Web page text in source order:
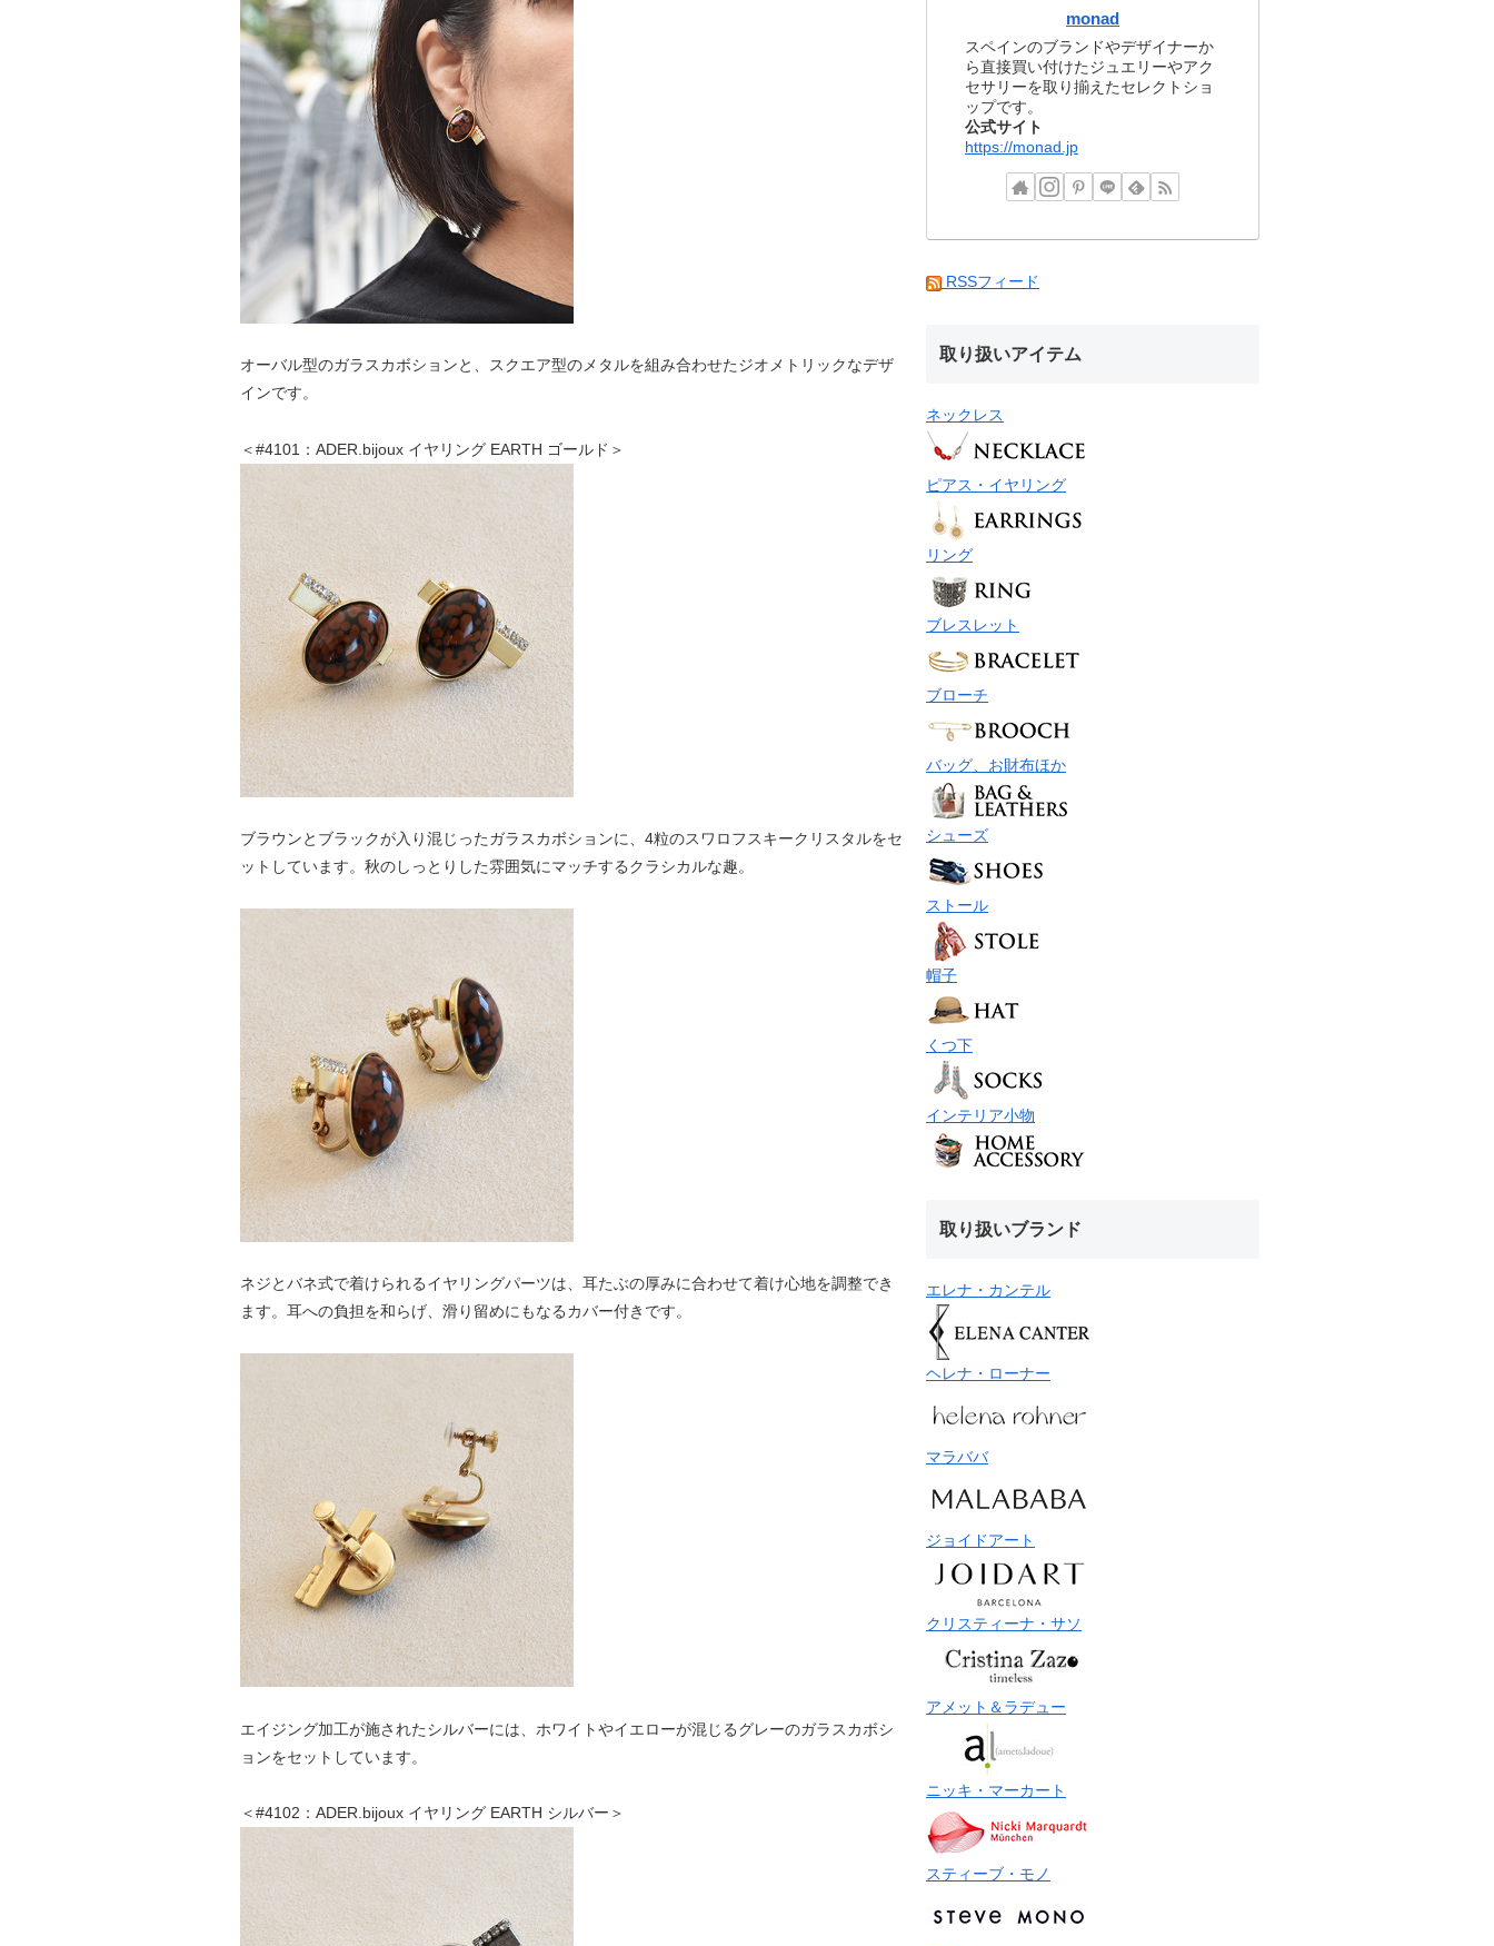
オーバル型のガラスカボションと、スクエア型のメタルを組み合わせたジオメトリックなデザ
インです。
＜#4101：ADER.bijoux イヤリング EARTH ゴールド＞
ブラウンとブラックが入り混じったガラスカボションに、4粒のスワロフスキークリスタルをセ
ットしています。秋のしっとりした雰囲気にマッチするクラシカルな趣。
ネジとバネ式で着けられるイヤリングパーツは、耳たぶの厚みに合わせて着け心地を調整でき
ます。耳への負担を和らげ、滑り留めにもなるカバー付きです。
エイジング加工が施されたシルバーには、ホワイトやイエローが混じるグレーのガラスカボシ
ョンをセットしています。
＜#4102：ADER.bijoux イヤリング EARTH シルバー＞
monad
スペインのブランドやデザイナーか
ら直接買い付けたジュエリーやアク
セサリーを取り揃えたセレクトショ
ップです。
公式サイト
https://monad.jp
RSSフィード
取り扱いアイテム
ネックレス
ピアス・イヤリング
リング
ブレスレット
ブローチ
バッグ、お財布ほか
シューズ
ストール
帽子
くつ下
インテリア小物
取り扱いブランド
エレナ・カンテル
ヘレナ・ローナー
マラババ
ジョイドアート
クリスティーナ・サソ
アメット＆ラデュー
ニッキ・マーカート
スティーブ・モノ